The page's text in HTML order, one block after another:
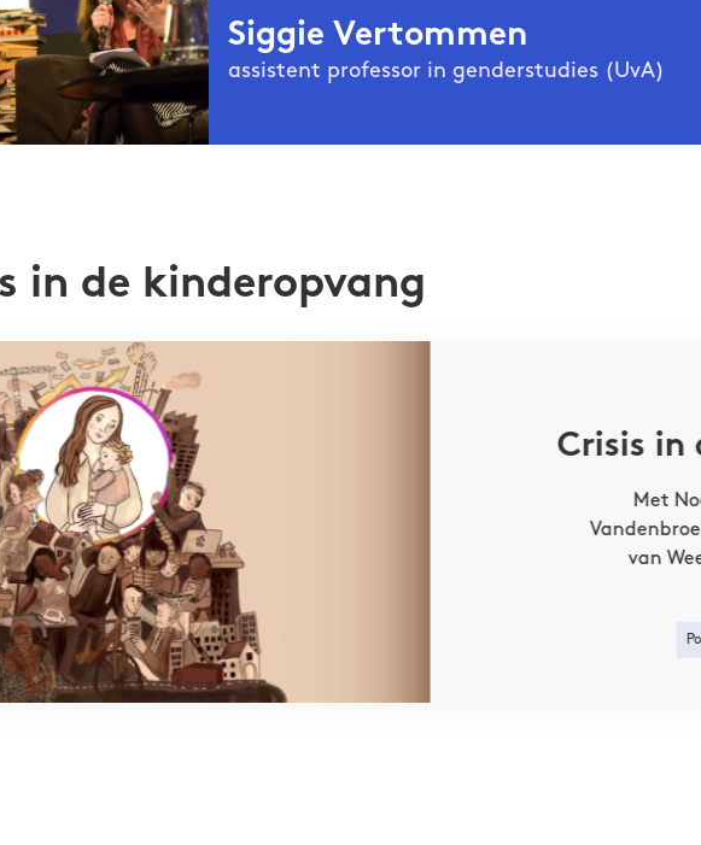
Siggie Vertommen
assistent professor in genderstudies (UvA)
opnemen als draagmoeders en eiceldonoren door de feministische lens
reproductieve arbeid. Ze droomt luidop van feministische revoluties, en
Sophia. Ze heeft ook een hond, Eddie, de allersympathiekste teckel ter
in de kinderopvang
Crisis in
Met
van